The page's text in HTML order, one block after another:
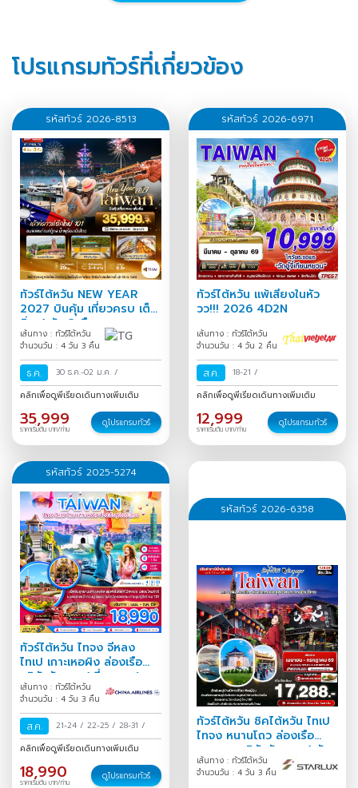
19 - 22 ต.ค. 2569 16,999
โปรแกรมทัวร์ที่เกี่ยวข้อง
รหัสทัวร์ 2026-8513
ทัวร์ไต้หวัน NEW YEAR
2027 บินคุ้ม เที่ยวครบ เต็ม
อิ่ม 4 วัน 3 คืน
เส้นทาง : ทัวร์ไต้หวัน
จำนวนวัน : 4 วัน 3 คืน
ธ.ค. 30 ธ.ค.-02 ม.ค. /
คลิกเพื่อดูพีเรียดเดินทางเพิ่มเติม
35,999
ราคาเริ่มต้น บาท/ท่าน
ดูโปรแกรมทัวร์
รหัสทัวร์ 2026-6971
ทัวร์ไต้หวัน แพ้เสียงในหัว
วว!!! 2026 4D2N
เส้นทาง : ทัวร์ไต้หวัน
จำนวนวัน : 4 วัน 2 คืน
ส.ค. 18-21 /
คลิกเพื่อดูพีเรียดเดินทางเพิ่มเติม
12,999
ราคาเริ่มต้น บาท/ท่าน
ดูโปรแกรมทัวร์
รหัสทัวร์ 2025-5274
ทัวร์ไต้หวัน ไทจง จีหลง
ไทเป เกาะเหอผิง ล่องเรือ
สุริยันจันทรา (เที่ยวครบ)
เส้นทาง : ทัวร์ไต้หวัน
จำนวนวัน : 4 วัน 3 คืน
ส.ค. 21-24 / 22-25 / 28-31 /
คลิกเพื่อดูพีเรียดเดินทางเพิ่มเติม
18,990
ราคาเริ่มต้น บาท/ท่าน
ดูโปรแกรมทัวร์
รหัสทัวร์ 2026-6358
ทัวร์ไต้หวัน ชิคไต้หวัน ไทเป
ไทจง หนานโถว ล่องเรือ
ทะเลสาบสุริยันจันทรา 4 วัน
3 คืน
เส้นทาง : ทัวร์ไต้หวัน
จำนวนวัน : 4 วัน 3 คืน